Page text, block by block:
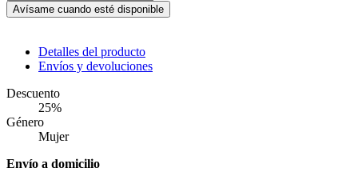
Detalles del producto
Envíos y devoluciones
Descuento
25%
Género
Mujer
Envío a domicilio